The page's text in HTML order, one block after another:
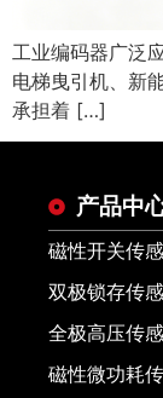
工业编码器广泛
电梯曳引机、新
承担着 […]
产品中
磁性开关传
双极锁存传
全极高压传
磁性微功耗